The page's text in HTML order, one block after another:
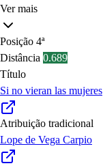
Ver mais
Posição 4ª
Distância 0.689
Título
Si no vieran las mujeres
Atribuição tradicional
Lope de Vega Carpio